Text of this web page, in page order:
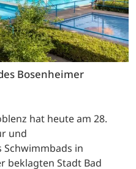
Bosenheimer
hat heute am 28.
und
in
beklagten Stadt Bad